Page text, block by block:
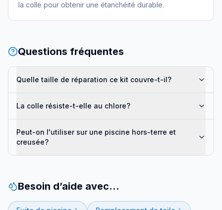
la colle pour obtenir une étanchéité durable.
Questions fréquentes
Quelle taille de réparation ce kit couvre-t-il?
La colle résiste-t-elle au chlore?
Peut-on l'utiliser sur une piscine hors-terre et
creusée?
Besoin d’aide avec…